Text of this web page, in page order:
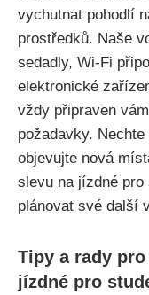
vychutnat⁤ pohodlí
prostředků.‍ Naše
⁢sedadly,⁤ Wi-Fi
elektronické
‌vždy připraven
požadavky.
objevujte nová
slevu na jízdné pro⁤
plánovat své další
Tipy‍ a rady
jízdné pro